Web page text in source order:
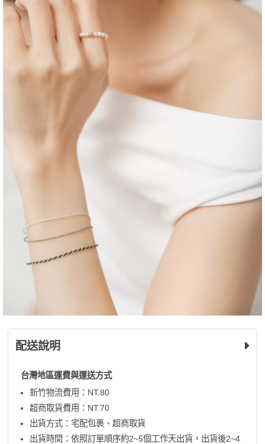
配送說明
台灣地區運費與運送方式
新竹物流費用：NT.80
超商取貨費用：NT.70
出貨方式：宅配包裹、超商取貨
出貨時間：依照訂單順序約2~5個工作天出貨，出貨後2~4